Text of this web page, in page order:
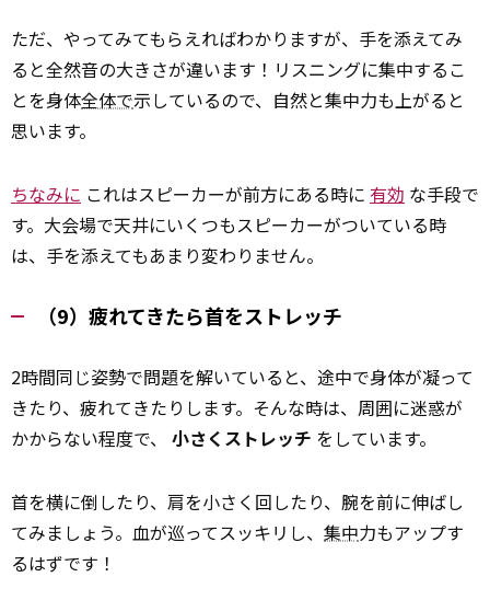
ただ、やってみてもらえればわかりますが、手を添えてみ
ると全然音の大きさが違います！リスニングに集中するこ
とを身体全体で示しているので、自然と集中力も上がると
思います。
ちなみに これはスピーカーが前方にある時に 有効 な手段で
す。大会場で天井にいくつもスピーカーがついている時
は、手を添えてもあまり変わりません。
（9）疲れてきたら首をストレッチ
2時間同じ姿勢で問題を解いていると、途中で身体が凝って
きたり、疲れてきたりします。そんな時は、周囲に迷惑が
かからない程度で、 小さくストレッチ をしています。
首を横に倒したり、肩を小さく回したり、腕を前に伸ばし
てみましょう。血が巡ってスッキリし、 集中力もアップす
るはずです！